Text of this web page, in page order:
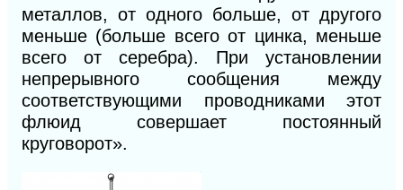
металлов, от одного больше, от другого
меньше (больше всего от цинка, меньше
всего от серебра). При установлении
непрерывного сообщения между
соответствующими проводниками этот
флюид совершает постоянный
круговорот».